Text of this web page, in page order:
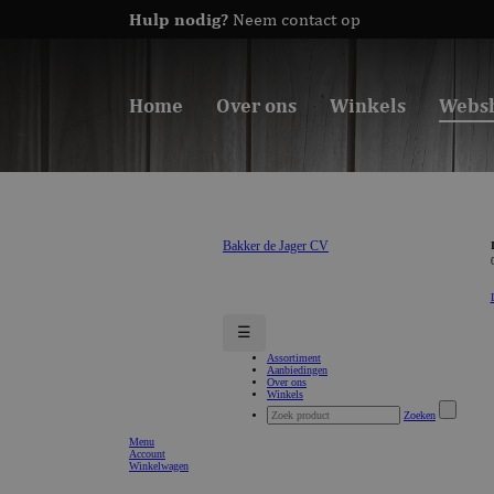
Hulp nodig? Neem contact op
Home Over ons Winkels